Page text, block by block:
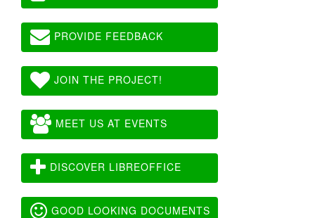
PROVIDE FEEDBACK
JOIN THE PROJECT!
MEET US AT EVENTS
DISCOVER LIBREOFFICE
GOOD LOOKING DOCUMENTS